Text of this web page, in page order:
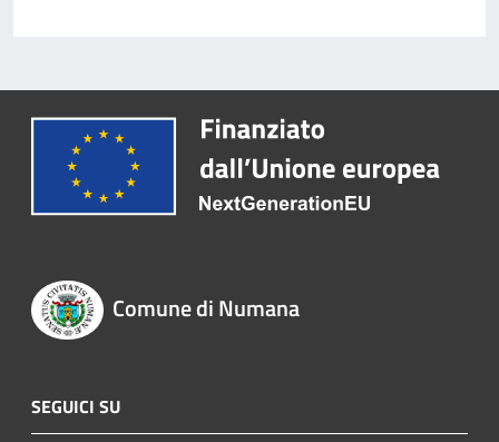
Comune di Numana
SEGUICI SU